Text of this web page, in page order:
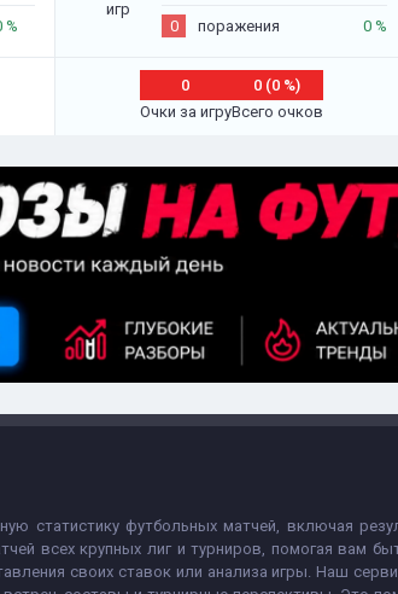
%
игр
0 поражения 0 %
0
Очки за игру
0 (0 %)
Всего очков
статистику футбольных матчей, включая
всех крупных лиг и турниров, помогая
своих ставок или анализа игры. Наш